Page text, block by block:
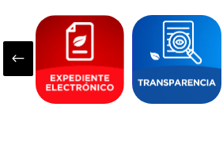
#